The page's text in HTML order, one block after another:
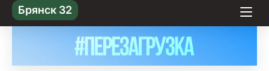
Skip
to content
Брянск 32